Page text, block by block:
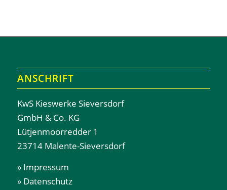
ANSCHRIFT
KwS Kieswerke Sieversdorf
GmbH & Co. KG
Lütjenmoorredder 1
23714 Malente-Sieversdorf
» Impressum
» Datenschutz